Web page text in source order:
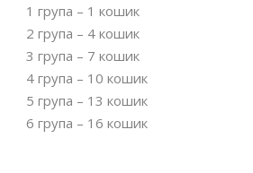
1 група – 1 кошик
2 група – 4 кошик
3 група – 7 кошик
4 група – 10 кошик
5 група – 13 кошик
6 група – 16 кошик